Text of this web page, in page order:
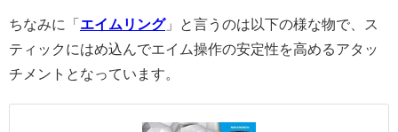
ちなみに「 エイムリング」と言うのは以下の様な物で、ス
ティックにはめ込んでエイム操作の安定性を高めるアタッ
チメントとなっています。